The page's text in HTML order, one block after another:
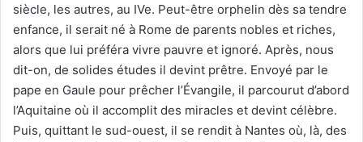
siècle, les autres, au IVe. Peut-être orphelin dès sa tendre
enfance, il serait né à Rome de parents nobles et riches,
alors que lui préféra vivre pauvre et ignoré. Après, nous
dit-on, de solides études il devint prêtre. Envoyé par le
pape en Gaule pour prêcher l’Évangile, il parcourut d’abord
l’Aquitaine où il accomplit des miracles et devint célèbre.
Puis, quittant le sud-ouest, il se rendit à Nantes où, là, des